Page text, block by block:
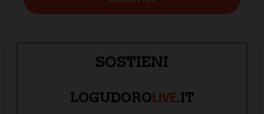
SOSTIENI
LOGUDOROLIVE.IT